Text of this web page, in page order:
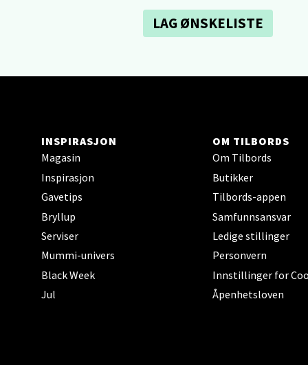
LAG ØNSKELISTE
INSPIRASJON
Magasin
Inspirasjon
Gavetips
Bryllup
Serviser
Mummi-univers
Black Week
Jul
OM TILBORDS
Om Tilbords
Butikker
Tilbords-appen
Samfunnsansvar
Ledige stillinger
Personvern
Innstillinger for
Åpenhetsloven
Folke